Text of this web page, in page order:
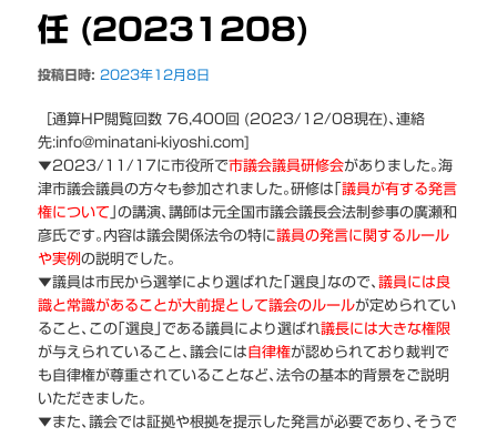
ョ
任 (20231208)
投稿日時: 2023年12月8日
［通算HP閲覧回数 76,400回 (2023/12/08現在)､連絡
先:info@minatani-kiyoshi.com]
▼2023/11/17に市役所で市議会議員研修会がありました｡海
津市議会議員の方々も参加されました｡研修は｢議員が有する発言
権について ｣の講演､講師は元全国市議会議長会法制参事の廣瀬和
彦氏です｡内容は議会関係法令の特に議員の発言に関するルール
や実例の説明でした｡
▼議員は市民から選挙により選ばれた｢選良｣なので､議員には良
識と常識があることが大前提として議会のルールが定められてい
ること､この｢選良｣である議員により選ばれ議長には大きな権限
が与えられていること､議会には 自律権が認められており裁判で
も自律権が尊重されていることなど､法令の基本的背景をご説明
いただきました｡
▼また､議会では証拠や根拠を提示した発言が必要であり､そうで